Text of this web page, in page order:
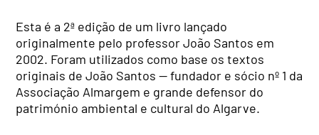
Esta é a 2ª edição de um livro lançado
originalmente pelo professor João Santos em
2002. Foram utilizados como base os textos
originais de João Santos — fundador e sócio nº 1 da
Associação Almargem e grande defensor do
património ambiental e cultural do Algarve.